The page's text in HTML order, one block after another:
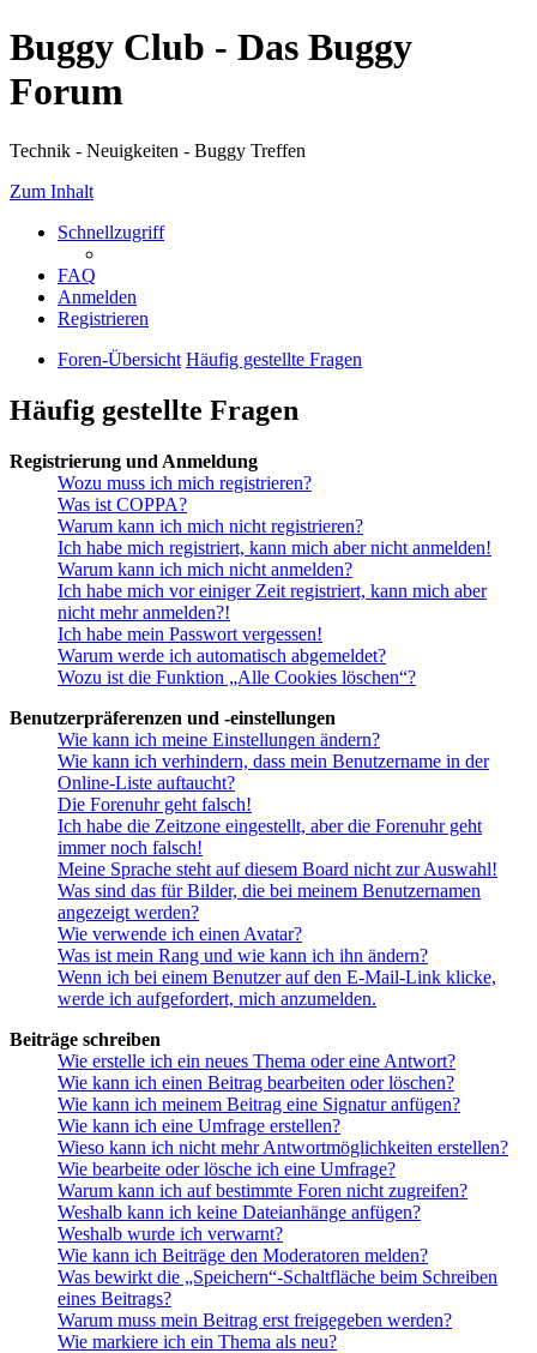
Buggy Club - Das Buggy
Forum
Technik - Neuigkeiten - Buggy Treffen
Zum Inhalt
Schnellzugriff
FAQ
Anmelden
Registrieren
Foren-Übersicht Häufig gestellte Fragen
Häufig gestellte Fragen
Registrierung und Anmeldung
Wozu muss ich mich registrieren?
Was ist COPPA?
Warum kann ich mich nicht registrieren?
Ich habe mich registriert, kann mich aber nicht anmelden!
Warum kann ich mich nicht anmelden?
Ich habe mich vor einiger Zeit registriert, kann mich aber
nicht mehr anmelden?!
Ich habe mein Passwort vergessen!
Warum werde ich automatisch abgemeldet?
Wozu ist die Funktion „Alle Cookies löschen“?
Benutzerpräferenzen und -einstellungen
Wie kann ich meine Einstellungen ändern?
Wie kann ich verhindern, dass mein Benutzername in der
Online-Liste auftaucht?
Die Forenuhr geht falsch!
Ich habe die Zeitzone eingestellt, aber die Forenuhr geht
immer noch falsch!
Meine Sprache steht auf diesem Board nicht zur Auswahl!
Was sind das für Bilder, die bei meinem Benutzernamen
angezeigt werden?
Wie verwende ich einen Avatar?
Was ist mein Rang und wie kann ich ihn ändern?
Wenn ich bei einem Benutzer auf den E-Mail-Link klicke,
werde ich aufgefordert, mich anzumelden.
Beiträge schreiben
Wie erstelle ich ein neues Thema oder eine Antwort?
Wie kann ich einen Beitrag bearbeiten oder löschen?
Wie kann ich meinem Beitrag eine Signatur anfügen?
Wie kann ich eine Umfrage erstellen?
Wieso kann ich nicht mehr Antwortmöglichkeiten erstellen?
Wie bearbeite oder lösche ich eine Umfrage?
Warum kann ich auf bestimmte Foren nicht zugreifen?
Weshalb kann ich keine Dateianhänge anfügen?
Weshalb wurde ich verwarnt?
Wie kann ich Beiträge den Moderatoren melden?
Was bewirkt die „Speichern“-Schaltfläche beim Schreiben
eines Beitrags?
Warum muss mein Beitrag erst freigegeben werden?
Wie markiere ich ein Thema als neu?